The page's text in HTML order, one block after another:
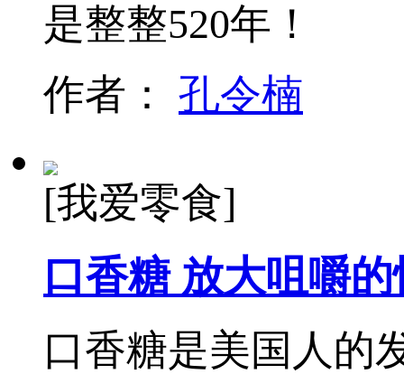
是整整520年！
作者： 孔令楠
[我爱零食]
口香糖 放大咀嚼
口香糖是美国人的